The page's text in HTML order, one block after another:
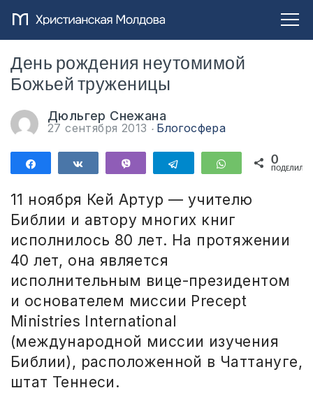
День рождения неутомимой
Божьей труженицы
Дюльгер Снежана
27 сентября 2013 Блогосфера
ПоделитьсяПоделиться Telegram WhatsApp
0
11 ноября Кей Артур — учителю
Библии и автору многих книг
исполнилось 80 лет. На протяжении
40 лет, она является
исполнительным вице-президентом
и основателем миссии Precept
Ministries International
(международной миссии изучения
Библии), расположенной в Чаттануге,
штат Теннеси.